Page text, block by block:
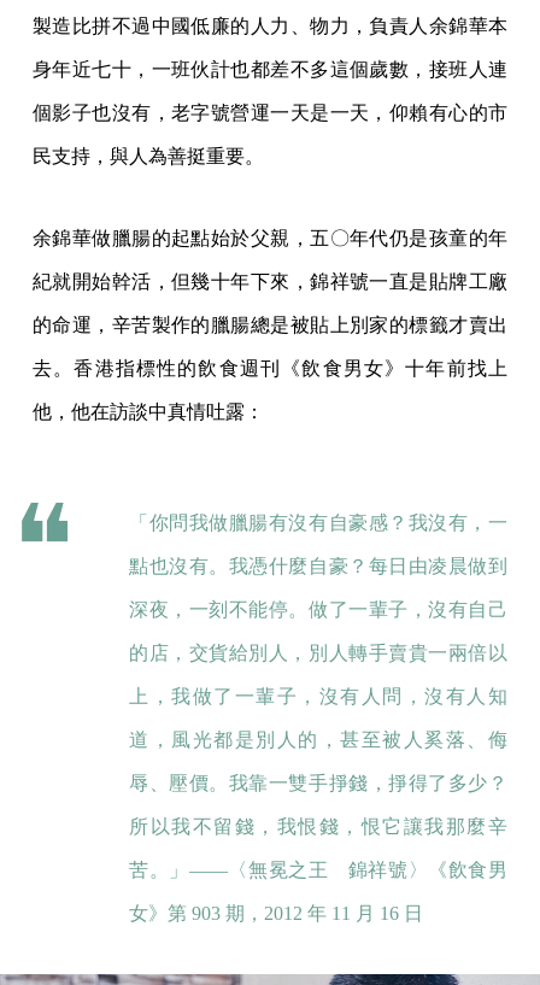
製造比拼不過中國低廉的人力、物力，負責人余錦華本
身年近七十，一班伙計也都差不多這個歲數，接班人連
個影子也沒有，老字號營運一天是一天，仰賴有心的市
民支持，與人為善挺重要。
余錦華做臘腸的起點始於父親，五〇年代仍是孩童的年
紀就開始幹活，但幾十年下來，錦祥號一直是貼牌工廠
的命運，辛苦製作的臘腸總是被貼上別家的標籤才賣出
去。香港指標性的飲食週刊《飲食男女》十年前找上
他，他在訪談中真情吐露：
「你問我做臘腸有沒有自豪感？我沒有，一
點也沒有。我憑什麼自豪？每日由凌晨做到
深夜，一刻不能停。做了一輩子，沒有自己
的店，交貨給別人，別人轉手賣貴一兩倍以
上，我做了一輩子，沒有人問，沒有人知
道，風光都是別人的，甚至被人奚落、侮
辱、壓價。我靠一雙手掙錢，掙得了多少？
所以我不留錢，我恨錢，恨它讓我那麼辛
苦。」——〈無冕之王 錦祥號〉《飲食男
女》第 903 期，2012 年 11 月 16 日